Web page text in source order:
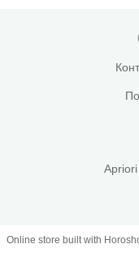
Online store built with